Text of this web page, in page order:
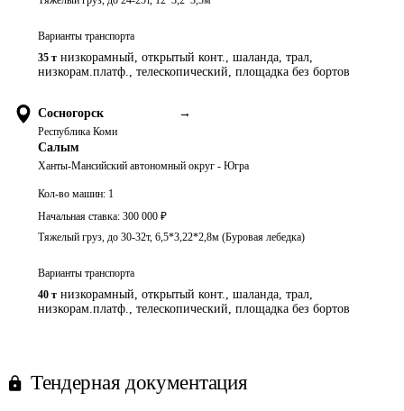
Варианты транспорта
35 т низкорамный, открытый конт., шаланда, трал,
низкорам.платф., телескопический, площадка без бортов
Сосногорск →
Республика Коми
Салым
Ханты-Мансийский автономный округ - Югра
Кол-во машин: 1
Начальная ставка: 300 000 ₽
Тяжелый груз, до 30-32т, 6,5*3,22*2,8м (Буровая лебедка)
Варианты транспорта
40 т низкорамный, открытый конт., шаланда, трал,
низкорам.платф., телескопический, площадка без бортов
Тендерная документация